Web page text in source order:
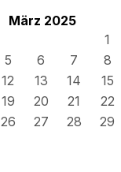
März 2025
1
5 6 7 8
12 13 14 15
19 20 21 22
26 27 28 29